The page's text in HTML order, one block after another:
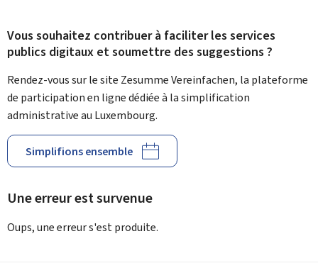
Vous souhaitez contribuer à faciliter les services
publics digitaux et soumettre des suggestions ?
Rendez-vous sur le site Zesumme Vereinfachen, la plateforme
de participation en ligne dédiée à la simplification
administrative au Luxembourg.
Simplifions ensemble
Une erreur est survenue
Oups, une erreur s'est produite.